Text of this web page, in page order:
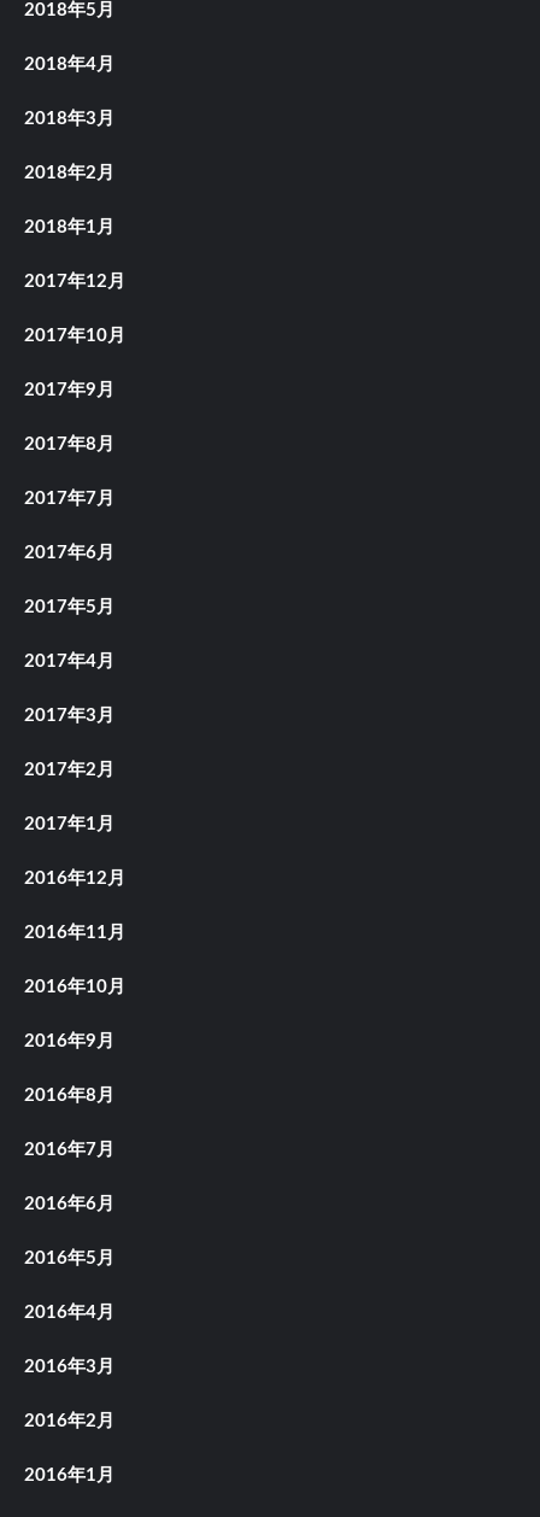
2018年5月
2018年4月
2018年3月
2018年2月
2018年1月
2017年12月
2017年10月
2017年9月
2017年8月
2017年7月
2017年6月
2017年5月
2017年4月
2017年3月
2017年2月
2017年1月
2016年12月
2016年11月
2016年10月
2016年9月
2016年8月
2016年7月
2016年6月
2016年5月
2016年4月
2016年3月
2016年2月
2016年1月